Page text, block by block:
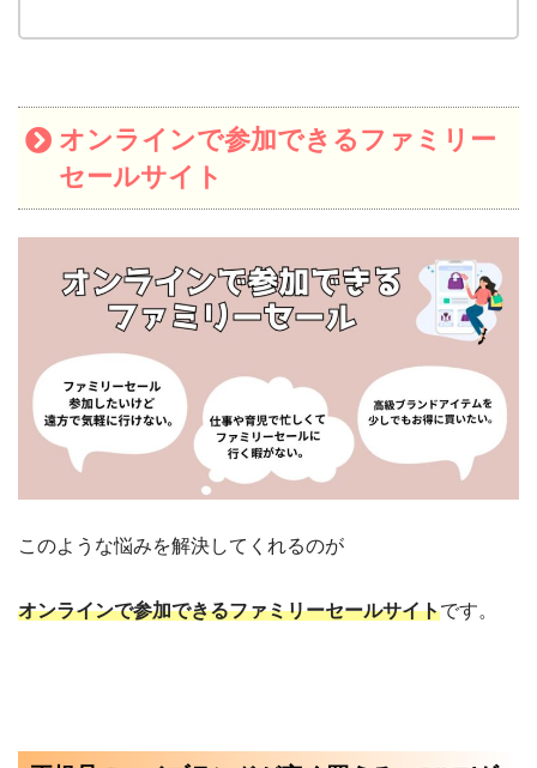
オンラインで参加できるファミリー
セールサイト
このような悩みを解決してくれるのが
オンラインで参加できるファミリーセールサイトです。